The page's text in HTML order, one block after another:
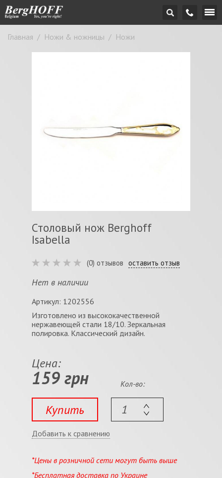
Главная / Ножи & ножницы / Ножи
Столовый нож Berghoff
Isabella
(0) отзывов оставить отзыв
Нет в наличии
Артикул: 1202556
Изготовлено из высококачественной
нержавеющей стали 18/10. Зеркальная
полировка. Классический дизайн.
Цена:
159 грн
Купить
Кол-во:
Добавить к сравнению
*Цены в розничной сети могут быть выше
*Бесплатная доставка по Украине